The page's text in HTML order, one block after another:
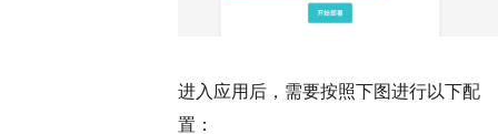
进入应用后，需要按照下图进行以下配
置：